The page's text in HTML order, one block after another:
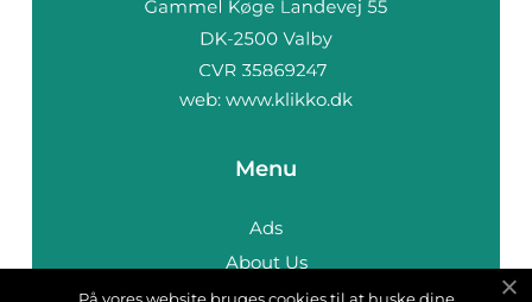
web: www.klikko.dk
Menu
Ads
About Us
Cookies